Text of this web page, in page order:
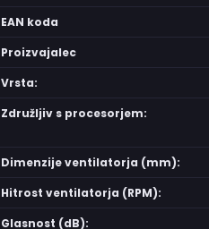
EAN koda
Proizvajalec
Vrsta:
Združljiv s procesorjem:
Dimenzije ventilatorja (mm):
Hitrost ventilatorja (RPM):
Glasnost (dB):